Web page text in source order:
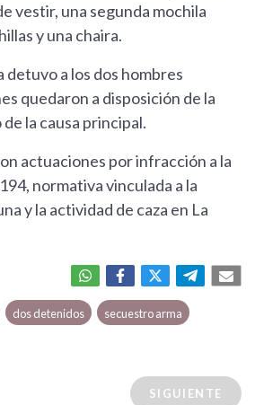
vestir, una segunda mochila
y una chaira.
detuvo a los dos hombres
quedaron a disposición de la
la causa principal.
actuaciones por infracción a la
normativa vinculada a la
y la actividad de caza en La
dos detenidos secuestro arma
SIGUIENTE